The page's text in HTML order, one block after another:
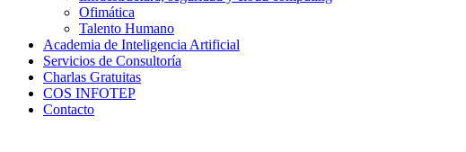
Ofimática
Talento Humano
Academia de Inteligencia Artificial
Servicios de Consultoría
Charlas Gratuitas
COS INFOTEP
Contacto